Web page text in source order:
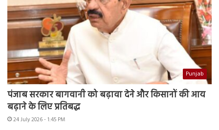
Punjab
पंजाब सरकार बागवानी को बढ़ावा देने और किसानों की आय
बढ़ाने के लिए प्रतिबद्ध
24 July 2026 - 1:45 PM